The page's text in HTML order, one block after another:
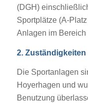
(DGH)
Sportplätze (A-
Anlagen im Bereich
2. Zuständigkeiten
Die Sportanlagen
Hoyerhagen und
Benutzung